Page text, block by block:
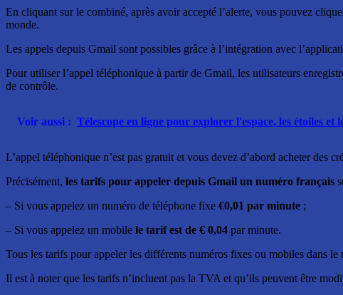
En cliquant sur le combiné, après avoir accepté l’alerte, vous pouvez
monde.
Les appels depuis Gmail sont possibles grâce à l’intégration avec
Pour utiliser l’appel téléphonique à partir de Gmail, les utilisateurs
de contrôle.
Voir aussi : Télescope en ligne pour explorer l'espace, les étoiles et
L’appel téléphonique n’est pas gratuit et vous devez d’abord acheter des
Précisément, les tarifs pour appeler depuis Gmail un numéro français
– Si vous appelez un numéro de téléphone fixe €0,01 par minute ;
– Si vous appelez un mobile le tarif est de € 0,04 par minute.
Tous les tarifs pour appeler les différents numéros fixes ou mobiles dans
Il est à noter que les tarifs n’incluent pas la TVA et qu’ils peuvent être